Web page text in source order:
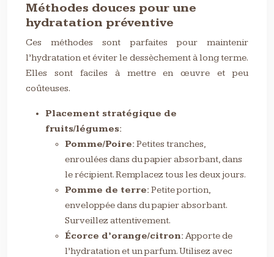
Méthodes douces pour une
hydratation préventive
Ces méthodes sont parfaites pour maintenir
l’hydratation et éviter le dessèchement à long terme.
Elles sont faciles à mettre en œuvre et peu
coûteuses.
Placement stratégique de
fruits/légumes:
Pomme/Poire:Petites tranches,
enroulées dans du papier absorbant, dans
le récipient. Remplacez tous les deux jours.
Pomme de terre:Petite portion,
enveloppée dans du papier absorbant.
Surveillez attentivement.
Écorce d’orange/citron:Apporte de
l’hydratation et un parfum. Utilisez avec